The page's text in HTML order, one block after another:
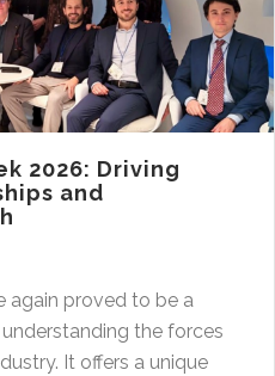
2026: Driving
and
again proved to be a
the forces
It offers a unique